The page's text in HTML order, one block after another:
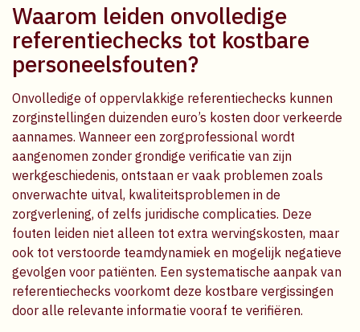
Waarom leiden onvolledige
referentiechecks tot kostbare
personeelsfouten?
Onvolledige of oppervlakkige referentiechecks kunnen
zorginstellingen duizenden euro’s kosten door verkeerde
aannames. Wanneer een zorgprofessional wordt
aangenomen zonder grondige verificatie van zijn
werkgeschiedenis, ontstaan er vaak problemen zoals
onverwachte uitval, kwaliteitsproblemen in de
zorgverlening, of zelfs juridische complicaties. Deze
fouten leiden niet alleen tot extra wervingskosten, maar
ook tot verstoorde teamdynamiek en mogelijk negatieve
gevolgen voor patiënten. Een systematische aanpak van
referentiechecks voorkomt deze kostbare vergissingen
door alle relevante informatie vooraf te verifiëren.